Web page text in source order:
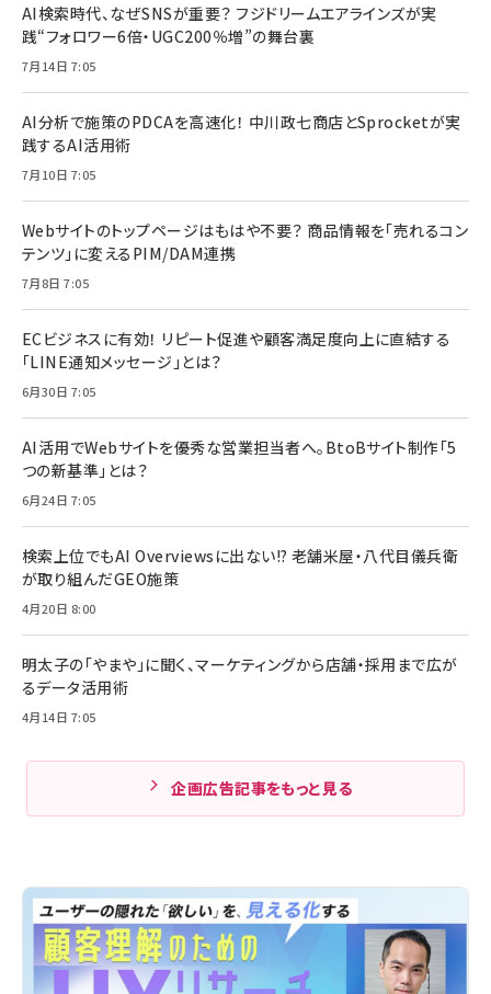
AI検索時代、なぜSNSが重要？ フジドリームエアラインズが実
践“フォロワー6倍・UGC200％増”の舞台裏
7月14日 7:05
AI分析で施策のPDCAを高速化！ 中川政七商店とSprocketが実
践するAI活用術
7月10日 7:05
Webサイトのトップページはもはや不要？ 商品情報を「売れるコン
テンツ」に変えるPIM/DAM連携
7月8日 7:05
ECビジネスに有効！ リピート促進や顧客満足度向上に直結する
「LINE通知メッセージ」とは？
6月30日 7:05
AI活用でWebサイトを優秀な営業担当者へ。BtoBサイト制作「5
つの新基準」とは？
6月24日 7:05
検索上位でもAI Overviewsに出ない!? 老舗米屋・八代目儀兵衛
が取り組んだGEO施策
4月20日 8:00
明太子の「やまや」に聞く、マーケティングから店舗・採用まで広が
るデータ活用術
4月14日 7:05
企画広告記事をもっと見る